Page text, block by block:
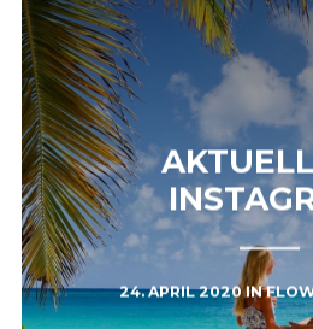
24. APRIL 2020IN